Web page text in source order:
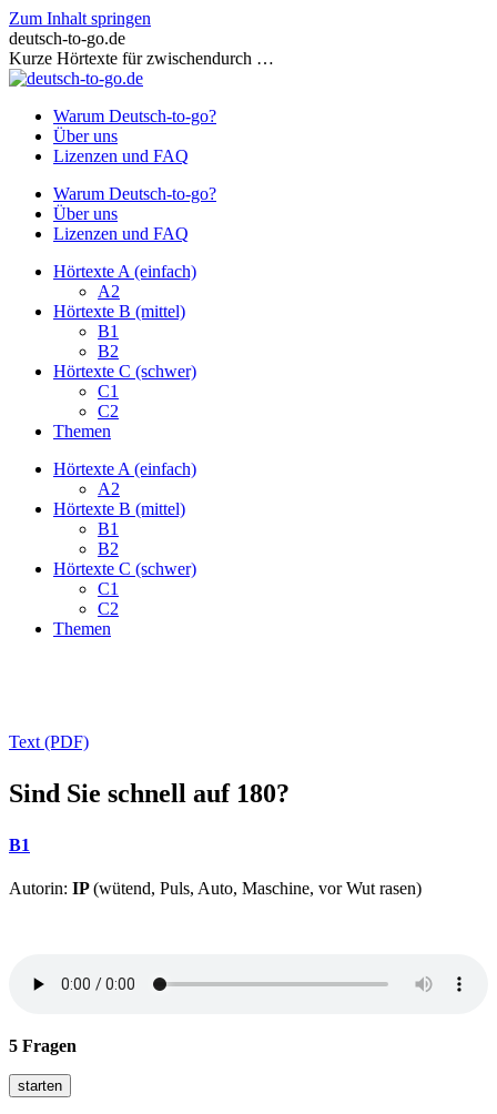
Zum Inhalt springen
deutsch-to-go.de
Kurze Hörtexte für zwischendurch …
Warum Deutsch-to-go?
Über uns
Lizenzen und FAQ
Warum Deutsch-to-go?
Über uns
Lizenzen und FAQ
Hörtexte A (einfach)
A2
Hörtexte B (mittel)
B1
B2
Hörtexte C (schwer)
C1
C2
Themen
Hörtexte A (einfach)
A2
Hörtexte B (mittel)
B1
B2
Hörtexte C (schwer)
C1
C2
Themen
Text (PDF)
Sind Sie schnell auf 180?
B1
Autorin: IP(wütend, Puls, Auto, Maschine, vor Wut rasen)
5 Fragen